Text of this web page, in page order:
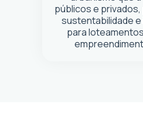
públicos e
sustentabilidade
para